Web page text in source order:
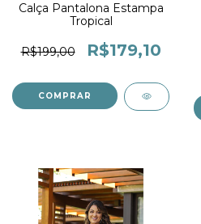
Calça Pantalona Estampa
Tropical
R$199,00 R$179,10
COMPRAR